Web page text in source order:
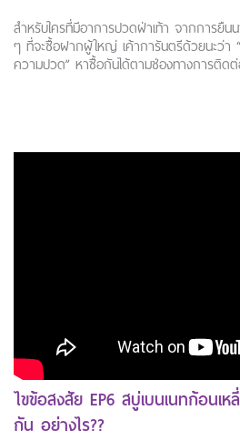
สำหรับใครที่มีอาการปวดฝ่าเท้า จากการยืน
ๆ ที่จะซื้อฝากผู้ใหญ่ เค้าการันตรีด้วยนะว่า
ความปวด” หาซื้อกันได้ตามช่องทางการติดต่
ไขข้อสงสัย EP6 สบู่เบนเนทก้อน
กัน อย่างไร??